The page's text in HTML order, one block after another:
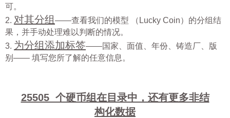
可。
2. 对其分组 ——查看我们的模型 （Lucky Coin）的分组结
果，并手动处理难以判断的情况。
3. 为分组添加标签——国家、面值、年份、铸造厂、版
别—— 填写您所了解的任意信息。
25505 个硬币组在目录中，还有更多非结
构化数据